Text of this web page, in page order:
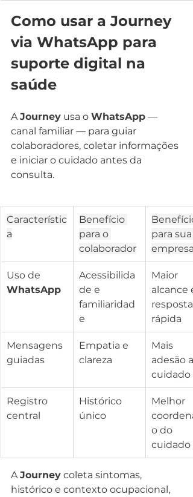
Como usar a Journey
via WhatsApp para
suporte digital na
saúde
A Journey usa o WhatsApp —
canal familiar — para guiar
colaboradores, coletar informações
e iniciar o cuidado antes da
consulta.
Característic
a
Benefício
para o
colaborador
para sua
empresa
Uso de
WhatsApp
Acessibilida
de e
familiaridad
e
Maior
alcance e
resposta
rápida
Mensagens
guiadas
Empatia e
clareza
Mais
adesão
cuidado
Registro
central
Histórico
único
Melhor
o do
cuidado
A Journey coleta sintomas,
histórico e contexto ocupacional,